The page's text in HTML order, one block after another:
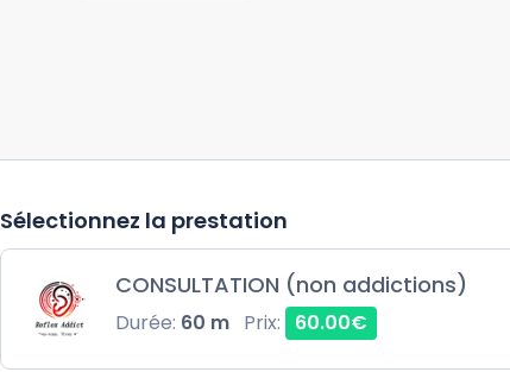
Sélectionnez la prestation
CONSULTATION (non addictions)
Durée: 60 m Prix: 60.00€